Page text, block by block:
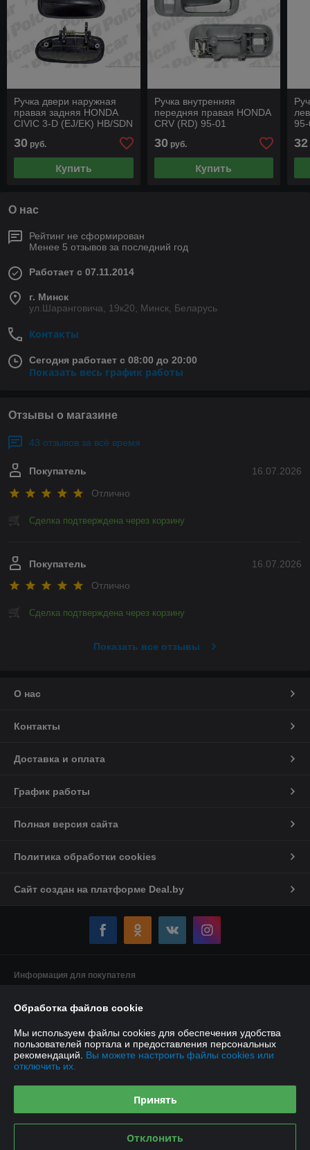
Ручка двери наружная
правая задняя HONDA
CIVIC 3-D (EJ/EK) HB/SDN
30 руб.
Купить
Ручка внутренняя
передняя правая HONDA
CRV (RD) 95-01
30руб.
Купить
32
О нас
Рейтинг не сформирован
Менее 5 отзывов за последний год
Работает с 07.11.2014
г. Минск
ул.Шаранговича, 19к20, Минск, Беларусь
Контакты
Сегодня работает с 08:00 до 20:00
Показать весь график работы
Отзывы о магазине
43 отзывов за всё время
16.07.2026
Покупатель
Отлично
Сделка подтверждена через корзину
16.07.2026
Покупатель
Отлично
Сделка подтверждена через корзину
Показать все отзывы
О нас
Контакты
Доставка и оплата
График работы
Полная версия сайта
Политика обработки cookies
Сайт создан на платформе Deal.by
Информация для покупателя
предприниматель Якушенко Виктор Леонидович
Регистрационный номер ЕГР: 191897898
УНП: 191897898
Регистрационный орган: Минский горисполком
Дата регистрации компании: 08.01.2013
Ссылка на свидетельство/лицензию
Обработка файлов cookie
Мы используем файлы cookies для обеспечения удобства
пользователей портала и предоставления персональных
рекомендаций. Вы можете настроить файлы cookies или
отключить их.
Принять
Отклонить